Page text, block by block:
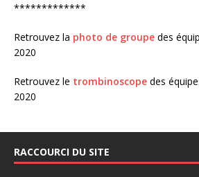
*************
Retrouvez la photo de groupe des
2020
Retrouvez le trombinoscope des
2020
RACCOURCI DU SITE